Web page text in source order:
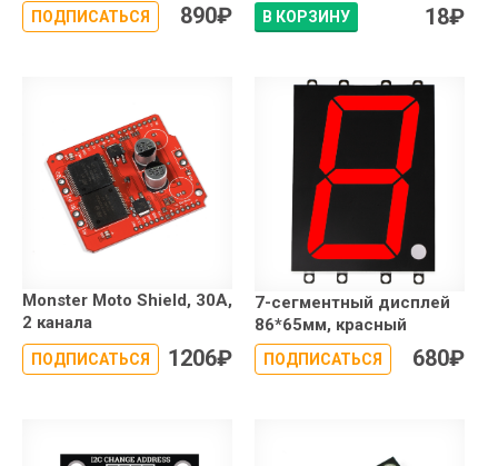
ПОДПИСАТЬСЯ 890₽ В КОРЗИНУ 18₽
Monster Moto Shield, 30A,
2 канала
ПОДПИСАТЬСЯ 1206₽
7-сегментный дисплей
86*65мм, красный
ПОДПИСАТЬСЯ 680₽